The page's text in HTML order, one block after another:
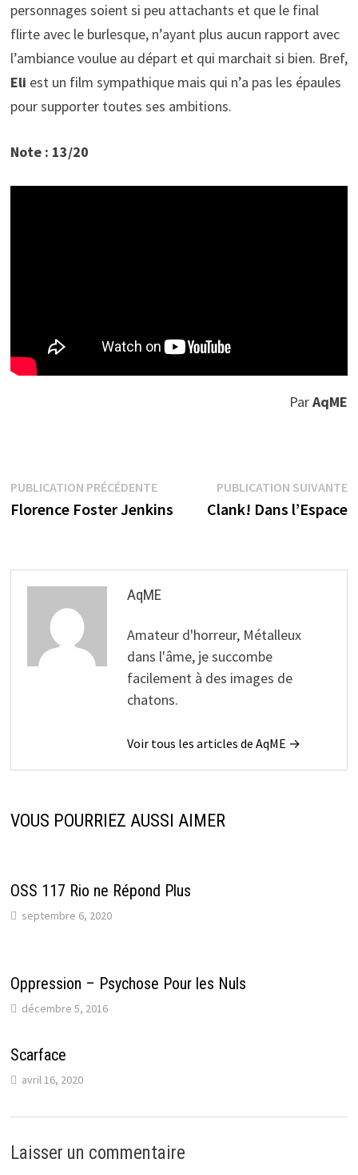
personnages soient si peu attachants et que le final
flirte avec le burlesque, n’ayant plus aucun rapport avec
l’ambiance voulue au départ et qui marchait si bien. Bref,
Eli est un film sympathique mais qui n’a pas les épaules
pour supporter toutes ses ambitions.
Note : 13/20
ParAqME
Navigation
de
PUBLICATION PRÉCÉDENTEPublication
précédente :
Florence Foster Jenkins
PUBLICATION SUIVANTE
Clank! Dans l’Espace
AqME
Amateur d'horreur, Métalleux
dans l'âme, je succombe
facilement à des images de
chatons.
Voir tous les articles de AqME →
VOUS POURRIEZ AUSSI AIMER
OSS 117 Rio ne Répond Plus
septembre 6, 2020
Oppression – Psychose Pour les Nuls
décembre 5, 2016
Scarface
avril 16, 2020
Laisser un commentaire